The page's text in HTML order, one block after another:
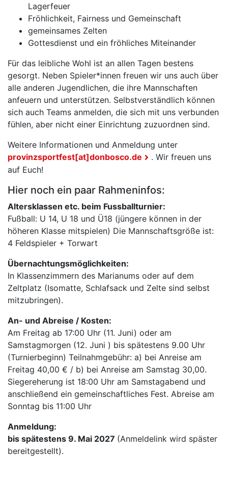
Lagerfeuer
Fröhlichkeit, Fairness und Gemeinschaft
gemeinsames Zelten
Gottesdienst und ein fröhliches Miteinander
Für das leibliche Wohl ist an allen Tagen bestens
gesorgt. Neben Spieler*innen freuen wir uns auch über
alle anderen Jugendlichen, die ihre Mannschaften
anfeuern und unterstützen. Selbstverständlich können
sich auch Teams anmelden, die sich mit uns verbunden
fühlen, aber nicht einer Einrichtung zuzuordnen sind.
Weitere Informationen und Anmeldung unter
provinzsportfest[at]donbosco.de
. Wir freuen uns
auf Euch!
Hier noch ein paar Rahmeninfos:
Altersklassen etc. beim Fussballturnier:
Fußball: U 14, U 18 und Ü18 (jüngere können in der
höheren Klasse mitspielen) Die Mannschaftsgröße ist:
4 Feldspieler + Torwart
Übernachtungsmöglichkeiten:
In Klassenzimmern des Marianums oder auf dem
Zeltplatz (Isomatte, Schlafsack und Zelte sind selbst
mitzubringen).
An- und Abreise / Kosten:
Am Freitag ab 17:00 Uhr (11. Juni) oder am
Samstagmorgen (12. Juni ) bis spätestens 9.00 Uhr
(Turnierbeginn) Teilnahmgebühr: a) bei Anreise am
Freitag 40,00 € / b) bei Anreise am Samstag 30,00.
Siegereherung ist 18:00 Uhr am Samstagabend und
anschließend ein gemeinschaftliches Fest. Abreise am
Sonntag bis 11:00 Uhr
Anmeldung:
bis spätestens 9. Mai 2027 (Anmeldelink wird späster
bereitgestellt).